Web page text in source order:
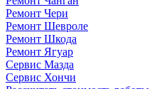
Ремонт Чери
Ремонт Шевроле
Ремонт Шкода
Ремонт Ягуар
Сервис Мазда
Сервис Хончи